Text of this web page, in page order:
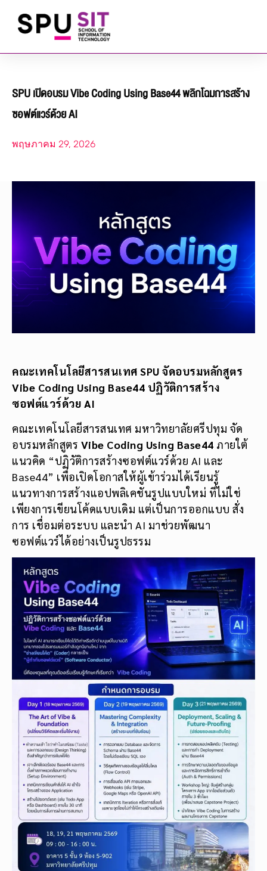
SPU เปิดอบรม Vibe Coding Using Base44 พลิกโฉมการสร้าง
ซอฟต์แวร์ด้วย AI
พฤษภาคม 29, 2026
คณะเทคโนโลยีสารสนเทศ SPU จัดอบรมหลักสูตร
Vibe Coding Using Base44 ปฏิวัติการสร้าง
ซอฟต์แวร์ด้วย AI
คณะเทคโนโลยีสารสนเทศ มหาวิทยาลัยศรีปทุม จัด
อบรมหลักสูตร Vibe Coding Using Base44 ภายใต้
แนวคิด “ปฏิวัติการสร้างซอฟต์แวร์ด้วย AI และ
Base44” เพื่อเปิดโอกาสให้ผู้เข้าร่วมได้เรียนรู้
แนวทางการสร้างแอปพลิเคชันรูปแบบใหม่ ที่ไม่ใช่
เพียงการเขียนโค้ดแบบเดิม แต่เป็นการออกแบบ สั่ง
การ เชื่อมต่อระบบ และนำ AI มาช่วยพัฒนา
ซอฟต์แวร์ได้อย่างเป็นรูปธรรม